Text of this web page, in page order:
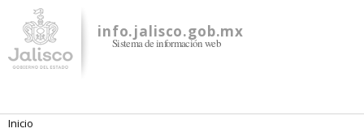
contenido
principal
info.jalisco.gob.mx
Sistema de información web
Se encuentra usted aquí
Inicio